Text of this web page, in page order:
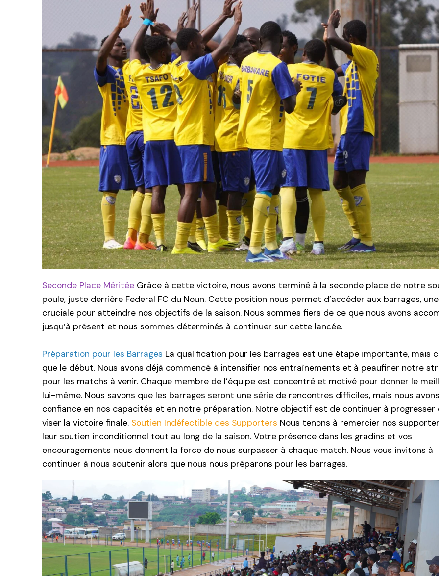
Seconde Place Méritée Grâce à cette victoire, nous avons terminé à la seconde place de notre
poule, juste derrière Federal FC du Noun. Cette position nous permet d’accéder aux barrages,
cruciale pour atteindre nos objectifs de la saison. Nous sommes fiers de ce que nous avons
jusqu’à présent et nous sommes déterminés à continuer sur cette lancée.
Préparation pour les Barrages La qualification pour les barrages est une étape importante, mais
que le début. Nous avons déjà commencé à intensifier nos entraînements et à peaufiner notre
pour les matchs à venir. Chaque membre de l’équipe est concentré et motivé pour donner le
lui-même. Nous savons que les barrages seront une série de rencontres difficiles, mais nous avons
confiance en nos capacités et en notre préparation. Notre objectif est de continuer à progresser
viser la victoire finale. Soutien Indéfectible des Supporters Nous tenons à remercier nos
leur soutien inconditionnel tout au long de la saison. Votre présence dans les gradins et vos
encouragements nous donnent la force de nous surpasser à chaque match. Nous vous invitons à
continuer à nous soutenir alors que nous nous préparons pour les barrages.